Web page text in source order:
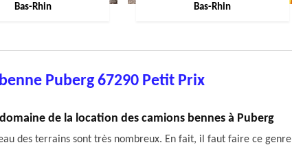
Bas-Rhin
Bas-Rhin
Puberg 67290 Petit Prix
de la location des camions bennes à Puberg
des terrains sont très nombreux. En fait, il faut faire ce genre